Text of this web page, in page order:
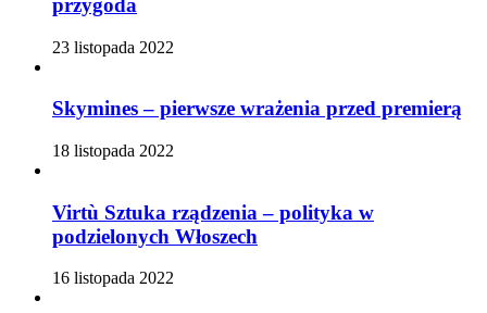
przygoda
23 listopada 2022
Skymines – pierwsze wrażenia przed premierą
18 listopada 2022
Virtù Sztuka rządzenia – polityka w
podzielonych Włoszech
16 listopada 2022